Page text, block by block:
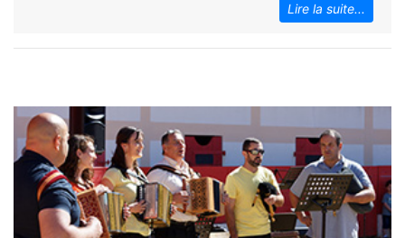
Lire la suite...